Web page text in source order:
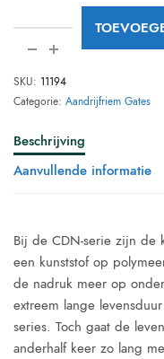
SKU: 11194
Categorie: Aandrijfriem Gates
Beschrijving
Aanvullende informatie
Bij de CDN-serie zijn de
een kunststof op
de nadruk meer op
extreem lange
series. Toch gaat de
anderhalf keer zo lang